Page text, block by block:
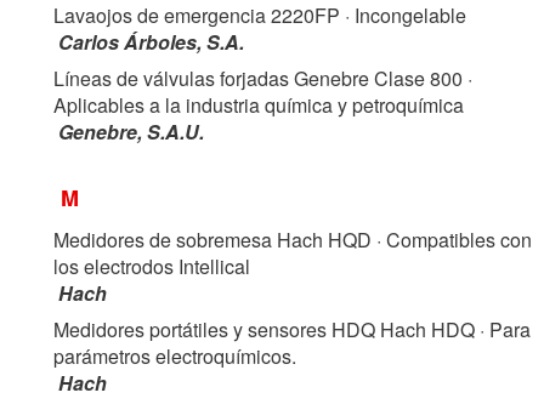
Lavaojos de emergencia 2220FP · Incongelable
Carlos Árboles, S.A.
Líneas de válvulas forjadas Genebre Clase 800 ·
Aplicables a la industria química y petroquímica
Genebre, S.A.U.
M
Medidores de sobremesa Hach HQD · Compatibles con
los electrodos Intellical
Hach
Medidores portátiles y sensores HDQ Hach HDQ · Para
parámetros electroquímicos.
Hach